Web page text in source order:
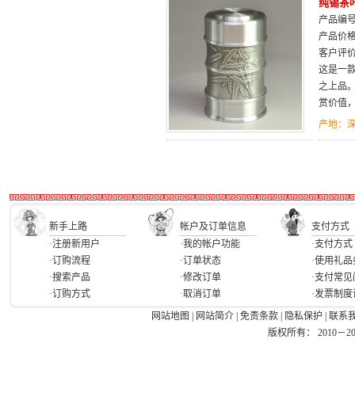
纯锡茶
产品编
产品价
客户评
这是一
之上品
赏价值
产地：
新手上路 帐户及订单信息
支付方式
·注册新用户
·订购流程
·搜索产品
·订购方式
·我的帐户功能
·订单状态
·修改订单
·取消订单
·支付方式
·使用礼品
·支付常
·发票制
网站地图
网站简介 免责条款 隐私保护
联系
版权所有： 2010－